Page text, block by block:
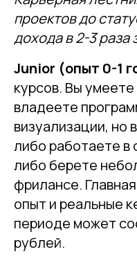
проектов до
дохода в 2-3 раза
Junior (опыт 0-1
курсов. Вы
владеете
визуализации, но
либо работаете в
либо берете
фрилансе.
опыт и реальные
периоде может
рублей.